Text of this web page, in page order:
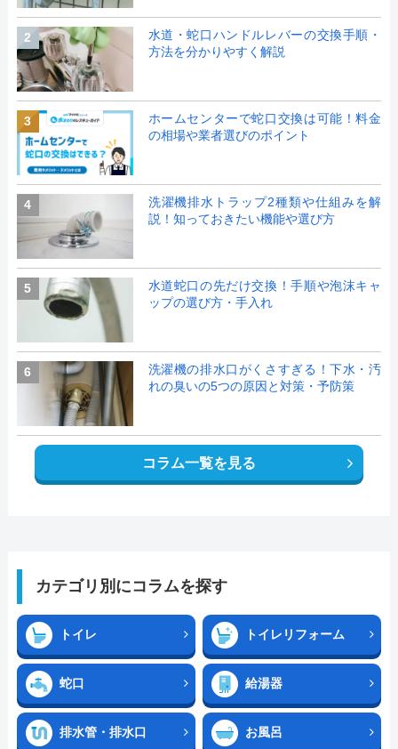
2
水道・蛇口ハンドルレバーの交換手順・
方法を分かりやすく解説
3
ホームセンターで蛇口交換は可能！料金
の相場や業者選びのポイント
4
洗濯機排水トラップ2種類や仕組みを解
説！知っておきたい機能や選び方
5
水道蛇口の先だけ交換！手順や泡沫キャ
ップの選び方・手入れ
6
洗濯機の排水口がくさすぎる！下水・汚
れの臭いの5つの原因と対策・予防策
コラム一覧を見る
カテゴリ別にコラムを探す
トイレ トイレリフォーム
蛇口 給湯器
排水管・排水口 お風呂